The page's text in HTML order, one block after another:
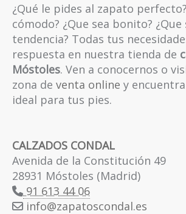
¿Qué le pides al zapato
cómodo? ¿Que sea bonito? ¿Que
tendencia? Todas tus
respuesta en nuestra tienda de
Móstoles. Ven a conocernos o
zona de venta online y
ideal para tus pies.
CALZADOS CONDAL
Avenida de la Constitución 49
28931 Móstoles (Madrid)
91 613 44 06
info
zapatoscondal.es